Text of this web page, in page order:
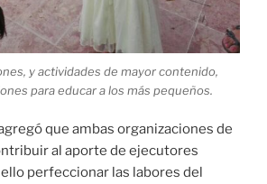
y actividades de mayor contenido,
para educar a los más pequeños.
que ambas organizaciones de
al aporte de ejecutores
perfeccionar las labores del